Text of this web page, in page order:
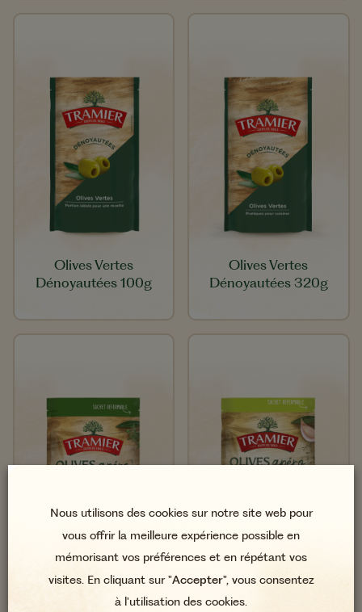
Olives Vertes
Dénoyautées 100g
Olives Vertes
Dénoyautées 320g
Olives Apéro Herbes
de Provence 150g
Olives Apéro à l'Ail
Nous utilisons des cookies sur notre site web pour
vous offrir la meilleure expérience possible en
mémorisant vos préférences et en répétant vos
visites. En cliquant sur "Accepter", vous consentez
à l'utilisation des cookies.